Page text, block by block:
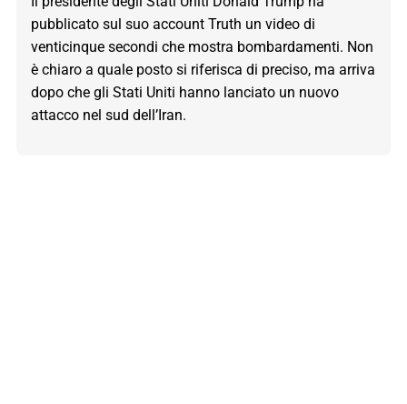
pubblicato sul suo account Truth un video di
venticinque secondi che mostra bombardamenti. Non
è chiaro a quale posto si riferisca di preciso, ma arriva
dopo che gli Stati Uniti hanno lanciato un nuovo
attacco nel sud dell’Iran.